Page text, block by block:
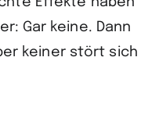
Gar keine. Dann
keiner stört sich